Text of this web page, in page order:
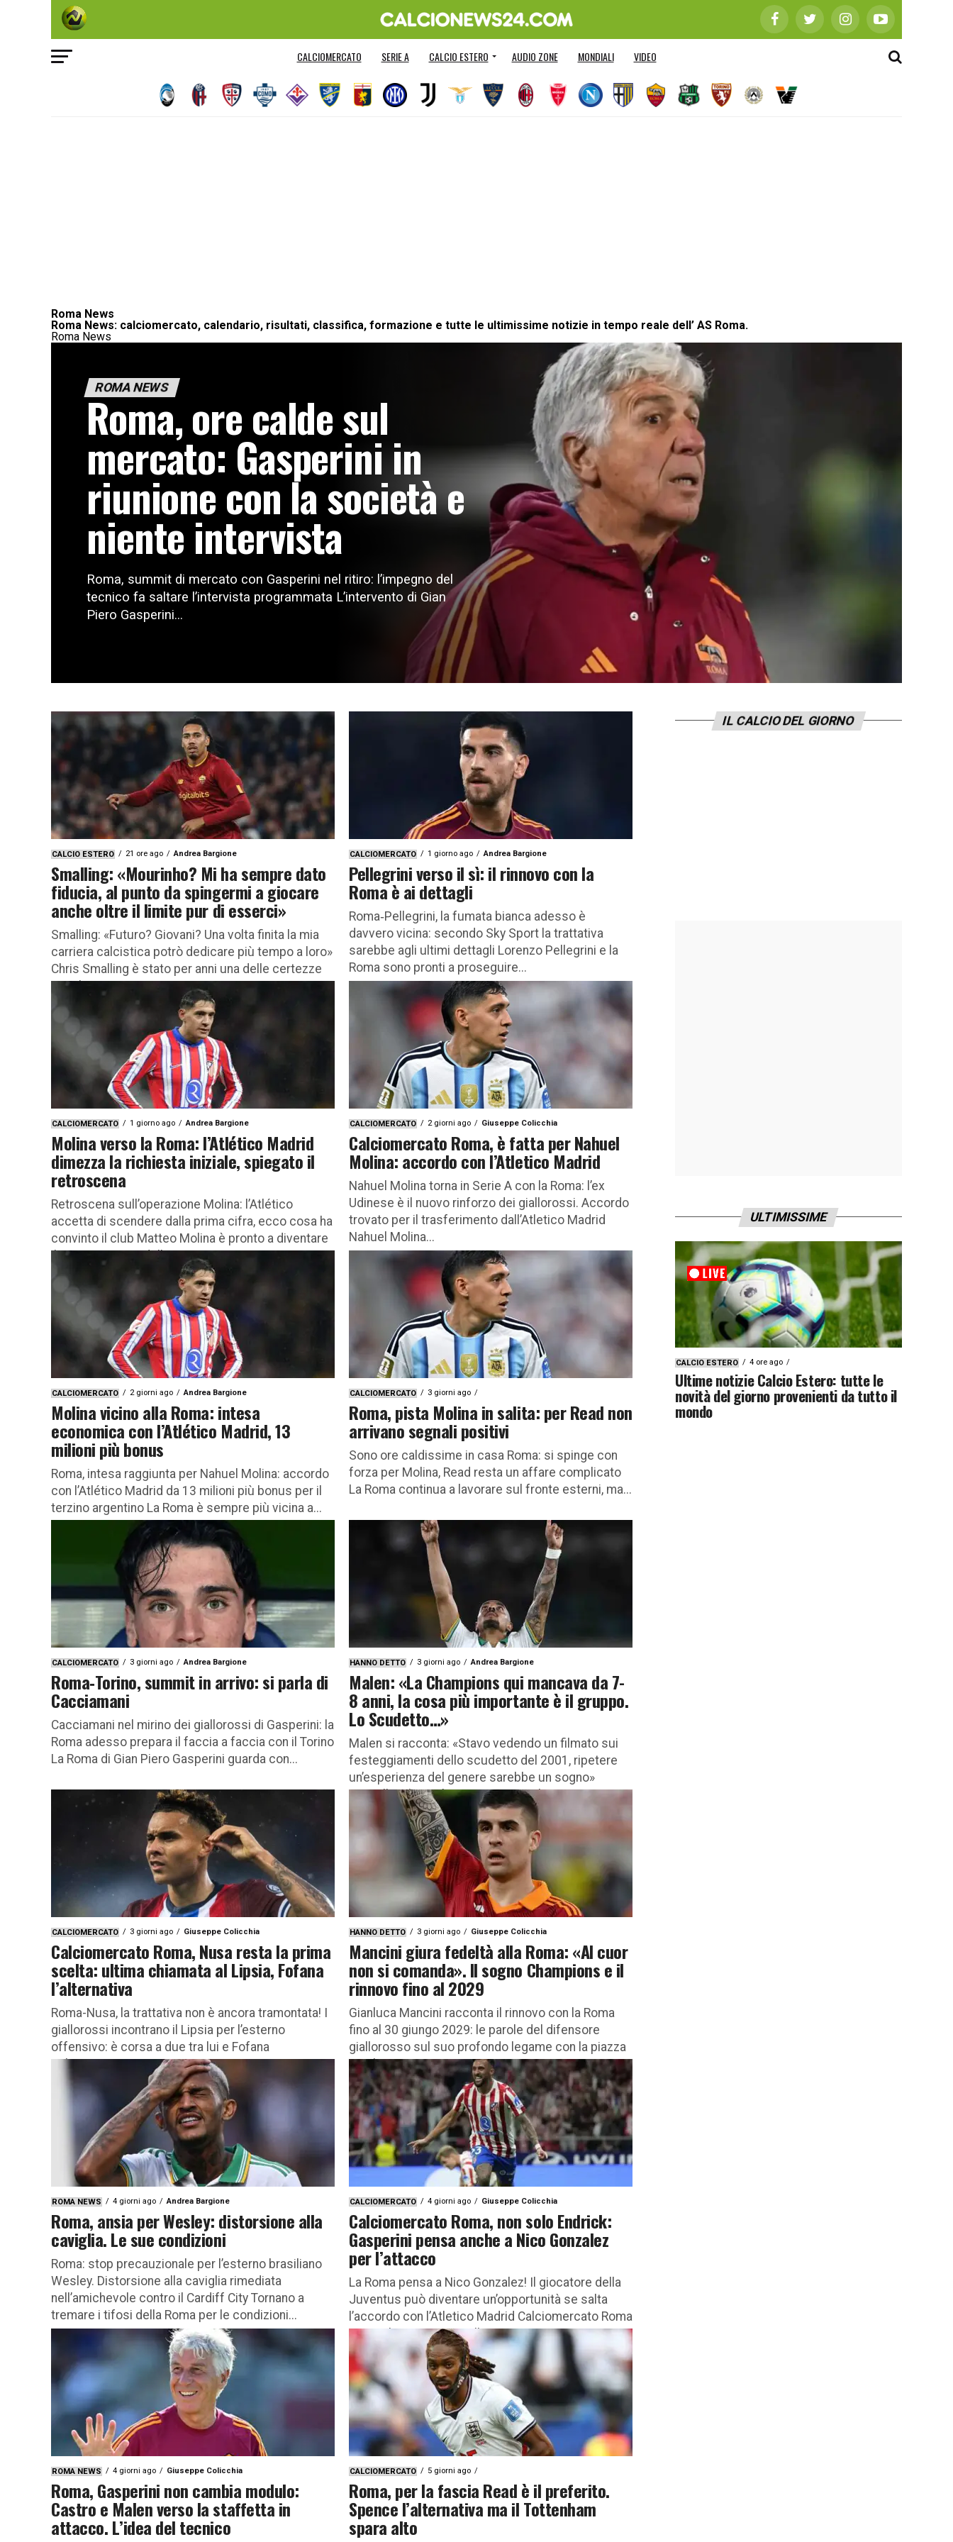
CALCIOMERCATO SERIE A CALCIO ESTERO AUDIO ZONE MONDIALI VIDEO
Roma News
Roma News: calciomercato, calendario, risultati, classifica, formazione e tutte le ultimissime notizie in tempo reale dell’ AS Roma.
Roma News
ROMA NEWS
Roma, ore calde sul
mercato: Gasperini in
riunione con la società e
niente intervista
Roma, summit di mercato con Gasperini nel ritiro: l’impegno del
tecnico fa saltare l’intervista programmata L’intervento di Gian
Piero Gasperini...
CALCIO ESTERO 21 ore ago Andrea Bargione
Smalling: «Mourinho? Mi ha sempre dato
fiducia, al punto da spingermi a giocare
anche oltre il limite pur di esserci»
Smalling: «Futuro? Giovani? Una volta finita la mia
carriera calcistica potrò dedicare più tempo a loro»
Chris Smalling è stato per anni una delle certezze
assolute...
CALCIOMERCATO 1 giorno ago Andrea Bargione
Pellegrini verso il sì: il rinnovo con la
Roma è ai dettagli
Roma‑Pellegrini, la fumata bianca adesso è
davvero vicina: secondo Sky Sport la trattativa
sarebbe agli ultimi dettagli Lorenzo Pellegrini e la
Roma sono pronti a proseguire...
CALCIOMERCATO 1 giorno ago Andrea Bargione
Molina verso la Roma: l’Atlético Madrid
dimezza la richiesta iniziale, spiegato il
retroscena
Retroscena sull’operazione Molina: l’Atlético
accetta di scendere dalla prima cifra, ecco cosa ha
convinto il club Matteo Molina è pronto a diventare
il terzo acquisto della...
CALCIOMERCATO 2 giorni ago Giuseppe Colicchia
Calciomercato Roma, è fatta per Nahuel
Molina: accordo con l’Atletico Madrid
Nahuel Molina torna in Serie A con la Roma: l’ex
Udinese è il nuovo rinforzo dei giallorossi. Accordo
trovato per il trasferimento dall’Atletico Madrid
Nahuel Molina...
CALCIOMERCATO 2 giorni ago Andrea Bargione
Molina vicino alla Roma: intesa
economica con l’Atlético Madrid, 13
milioni più bonus
Roma, intesa raggiunta per Nahuel Molina: accordo
con l’Atlético Madrid da 13 milioni più bonus per il
terzino argentino La Roma è sempre più vicina a...
CALCIOMERCATO 3 giorni ago
Roma, pista Molina in salita: per Read non
arrivano segnali positivi
Sono ore caldissime in casa Roma: si spinge con
forza per Molina, Read resta un affare complicato
La Roma continua a lavorare sul fronte esterni, ma...
CALCIOMERCATO 3 giorni ago Andrea Bargione
Roma‑Torino, summit in arrivo: si parla di
Cacciamani
Cacciamani nel mirino dei giallorossi di Gasperini: la
Roma adesso prepara il faccia a faccia con il Torino
La Roma di Gian Piero Gasperini guarda con...
HANNO DETTO 3 giorni ago Andrea Bargione
Malen: «La Champions qui mancava da 7-
8 anni, la cosa più importante è il gruppo.
Lo Scudetto…»
Malen si racconta: «Stavo vedendo un filmato sui
festeggiamenti dello scudetto del 2001, ripetere
un’esperienza del genere sarebbe un sogno»
Donyell Malen si è raccontato in un’intervista
rilasciata...
CALCIOMERCATO 3 giorni ago Giuseppe Colicchia
Calciomercato Roma, Nusa resta la prima
scelta: ultima chiamata al Lipsia, Fofana
l’alternativa
Roma-Nusa, la trattativa non è ancora tramontata! I
giallorossi incontrano il Lipsia per l’esterno
offensivo: è corsa a due tra lui e Fofana
Calciomercato Roma news:...
HANNO DETTO 3 giorni ago Giuseppe Colicchia
Mancini giura fedeltà alla Roma: «Al cuor
non si comanda». Il sogno Champions e il
rinnovo fino al 2029
Gianluca Mancini racconta il rinnovo con la Roma
fino al 30 giungo 2029: le parole del difensore
giallorosso sul suo profondo legame con la piazza
Gianluca...
ROMA NEWS 4 giorni ago Andrea Bargione
Roma, ansia per Wesley: distorsione alla
caviglia. Le sue condizioni
Roma: stop precauzionale per l’esterno brasiliano
Wesley. Distorsione alla caviglia rimediata
nell’amichevole contro il Cardiff City Tornano a
tremare i tifosi della Roma per le condizioni...
CALCIOMERCATO 4 giorni ago Giuseppe Colicchia
Calciomercato Roma, non solo Endrick:
Gasperini pensa anche a Nico Gonzalez
per l’attacco
La Roma pensa a Nico Gonzalez! Il giocatore della
Juventus può diventare un’opportunità se salta
l’accordo con l’Atletico Madrid Calciomercato Roma
news ultimissime: i giallorossi continuano...
ROMA NEWS 4 giorni ago Giuseppe Colicchia
Roma, Gasperini non cambia modulo:
Castro e Malen verso la staffetta in
attacco. L’idea del tecnico
CALCIOMERCATO 5 giorni ago
Roma, per la fascia Read è il preferito.
Spence l’alternativa ma il Tottenham
spara alto
IL CALCIO DEL GIORNO
ULTIMISSIME
CALCIO ESTERO 4 ore ago
Ultime notizie Calcio Estero: tutte le
novità del giorno provenienti da tutto il
mondo